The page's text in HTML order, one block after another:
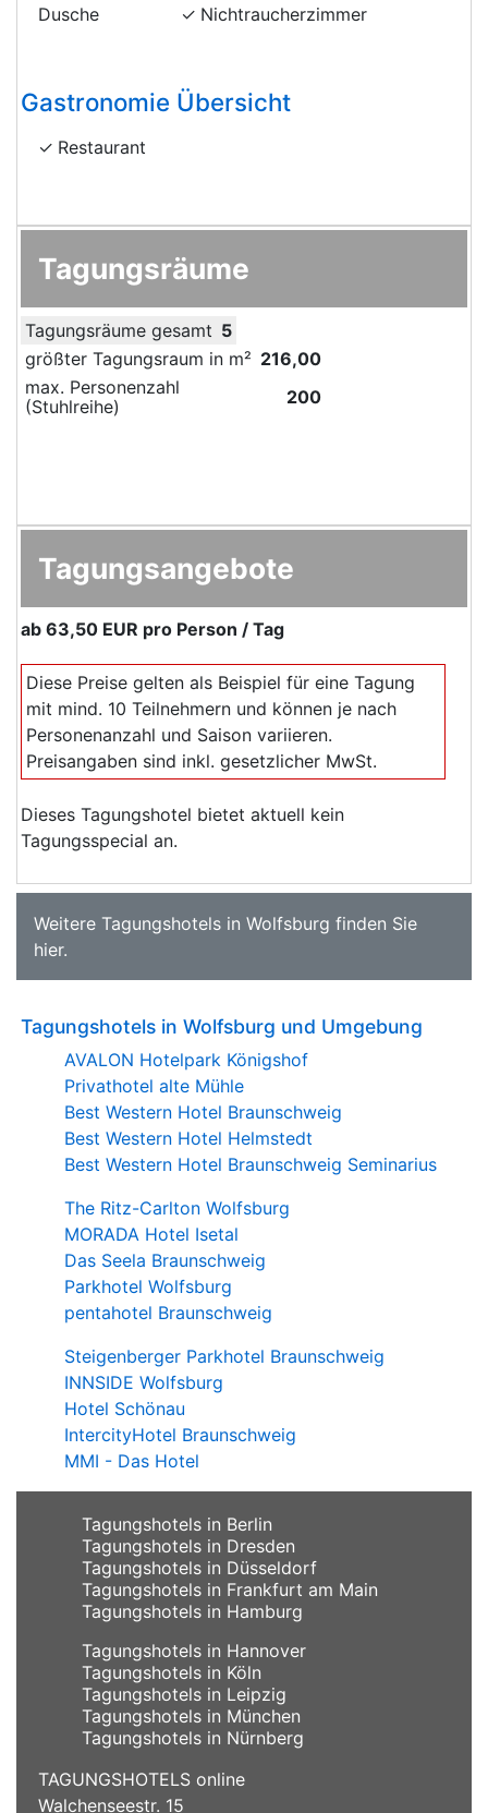
Dusche
Nichtraucherzimmer
Gastronomie Übersicht
Restaurant
Tagungsräume
Tagungsräume gesamt 5
größter Tagungsraum in m² 216,00
max. Personenzahl
(Stuhlreihe)
200
Tagungsangebote
ab 63,50 EUR pro Person / Tag
Diese Preise gelten als Beispiel für eine Tagung
mit mind. 10 Teilnehmern und können je nach
Personenanzahl und Saison variieren.
Preisangaben sind inkl. gesetzlicher MwSt.
Dieses Tagungshotel bietet aktuell kein
Tagungsspecial an.
Weitere Tagungshotels in Wolfsburg finden Sie
hier.
Tagungshotels in Wolfsburg und Umgebung
AVALON Hotelpark Königshof
Privathotel alte Mühle
Best Western Hotel Braunschweig
Best Western Hotel Helmstedt
Best Western Hotel Braunschweig Seminarius
The Ritz-Carlton Wolfsburg
MORADA Hotel Isetal
Das Seela Braunschweig
Parkhotel Wolfsburg
pentahotel Braunschweig
Steigenberger Parkhotel Braunschweig
INNSIDE Wolfsburg
Hotel Schönau
IntercityHotel Braunschweig
MMI - Das Hotel
Tagungshotels in Berlin
Tagungshotels in Dresden
Tagungshotels in Düsseldorf
Tagungshotels in Frankfurt am Main
Tagungshotels in Hamburg
Tagungshotels in Hannover
Tagungshotels in Köln
Tagungshotels in Leipzig
Tagungshotels in München
Tagungshotels in Nürnberg
TAGUNGSHOTELS online
Walchenseestr. 15